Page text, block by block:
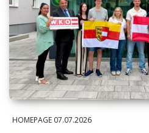
HOMEPAGE 07.07.2026